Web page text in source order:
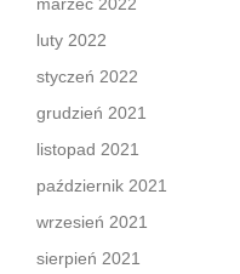
luty 2022
styczeń 2022
grudzień 2021
listopad 2021
październik 2021
wrzesień 2021
sierpień 2021